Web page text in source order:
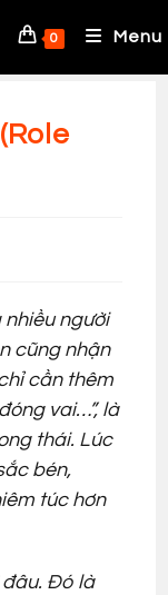
0 Menu
nhiều người
cũng nhận
cần thêm
vai…”, là
thái. Lúc
bén,
túc hơn
Đó là